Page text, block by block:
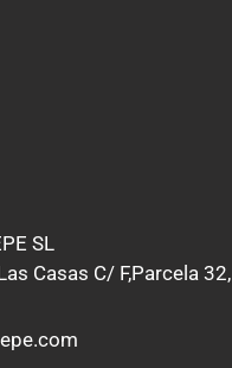
SL
Casas C/ F,Parcela 32,